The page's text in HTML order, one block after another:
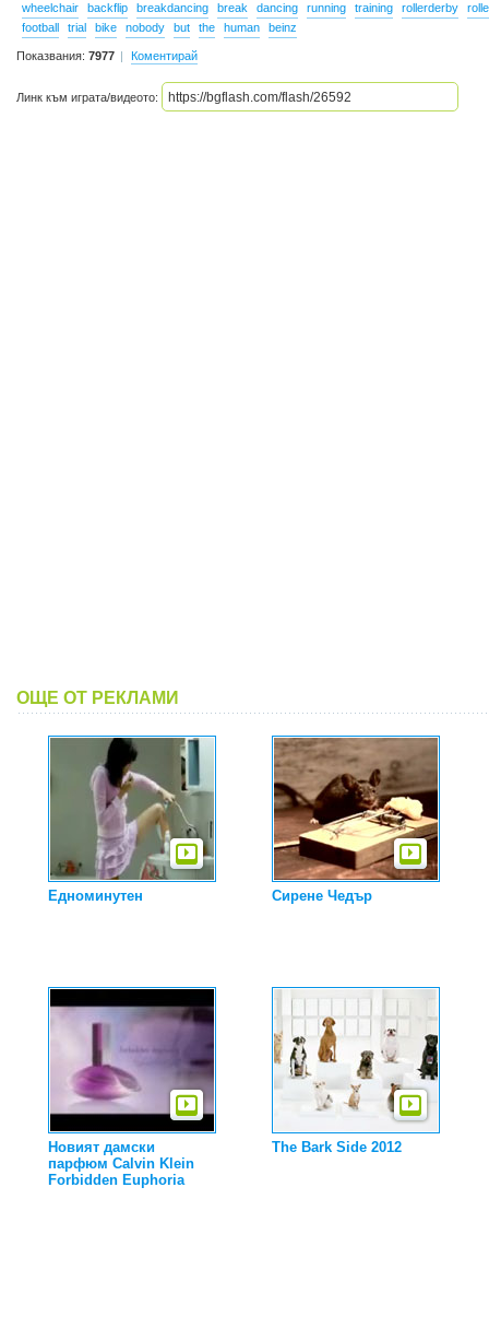
wheelchair
backflip breakdancing break dancing running training rollerderby
football
trial bike nobody but the human beinz
Показвания: 7977 Коментирай
Линк към играта/видеото:
ОЩЕ ОТ РЕКЛАМИ
Едноминутен Сирене Чедър
Новият дамски
парфюм Calvin Klein
Forbidden Euphoria
The Bark Side 2012